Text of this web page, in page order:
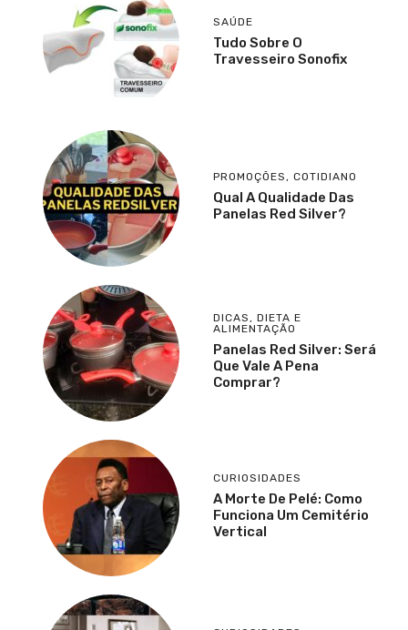
SAÚDE
Tudo Sobre O
Travesseiro Sonofix
PROMOÇÕES, COTIDIANO
Qual A Qualidade Das
Panelas Red Silver?
DICAS, DIETA E
ALIMENTAÇÃO
Panelas Red Silver: Será
Que Vale A Pena
Comprar?
CURIOSIDADES
A Morte De Pelé: Como
Funciona Um Cemitério
Vertical